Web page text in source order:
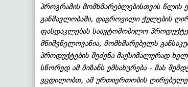
პროგრამის მომხმარებლებისთვის
განმავლობაში, დაგროვილი ქულების
ფასდაკლებას საავტომობილო
მნიშვნელოვანია, მომხმარებელს
პროდუქტების შეძენა მაქსიმალურად
სწორედ ამ მიზანს ემსახურება - მას
ვცდილობთ, ამ ურთიერთობის